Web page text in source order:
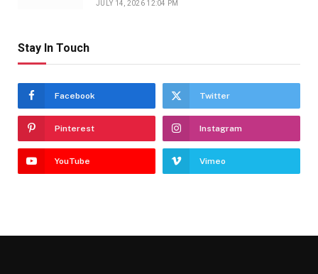
JULY 14, 2026 12:04 PM
Stay In Touch
Facebook Twitter
Pinterest Instagram
YouTube Vimeo